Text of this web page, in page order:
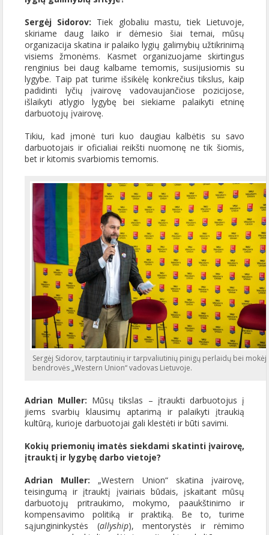
Sergėj Sidorov: Tiek globaliu mastu, tiek Lietuvoje,
skiriame daug laiko ir dėmesio šiai temai, mūsų
organizacija skatina ir palaiko lygių galimybių užtikrinimą
visiems žmonėms. Kasmet organizuojame skirtingus
renginius bei daug kalbame temomis, susijusiomis su
lygybe. Taip pat turime išsikėlę konkrečius tikslus, kaip
padidinti lyčių įvairovę vadovaujančiose pozicijose,
išlaikyti atlygio lygybę bei siekiame palaikyti etninę
darbuotojų įvairovę.
Tikiu, kad įmonė turi kuo daugiau kalbėtis su savo
darbuotojais ir oficialiai reikšti nuomonę ne tik šiomis,
bet ir kitomis svarbiomis temomis.
Sergėj Sidorov, tarptautinių ir tarpvaliutinių pinigų perlaidų bei
bendrovės „Western Union“ vadovas Lietuvoje.
Adrian Muller: Mūsų tikslas – įtraukti darbuotojus į
jiems svarbių klausimų aptarimą ir palaikyti įtraukią
kultūrą, kurioje darbuotojai gali klestėti ir būti savimi.
Kokių priemonių imatės siekdami skatinti įvairovę,
įtrauktį ir lygybę darbo vietoje?
Adrian Muller: „Western Union“ skatina įvairovę,
teisingumą ir įtrauktį įvairiais būdais, įskaitant mūsų
darbuotojų pritraukimo, mokymo, paaukštinimo ir
kompensavimo politiką ir praktiką. Be to, turime
sąjungininkystės (allyship), mentorystės ir rėmimo